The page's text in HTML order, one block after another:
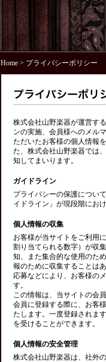
Home> プライバシーポリシー
株式会社山野楽器が運営す
ンの実施、会員様へのメル
ただいたお客様の個人情報
た、株式会社山野楽器では
知してまいります。
ガイドライン
プライバシーの保護につい
イドライン」が現段階にお
個人情報の収集
お客様が当サイトをご利用
割り当てられる数字）が収
知、また集合的な使用のた
報のために収集することは
応募などにより、お客様の
す。
この情報は、当サイトの会
会員に登録する際に、お客
たします。一度登録されま
を受けることができます。
個人情報の安全管理
株式会社山野楽器は、社外